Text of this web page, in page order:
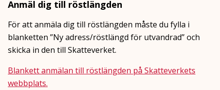
Anmäl dig till röstlängden
För att anmäla dig till röstlängden måste du fylla i
blanketten ”Ny adress/röstlängd för utvandrad” och
skicka in den till Skatteverket.
Blankett anmälan till röstlängden på Skatteverkets
webbplats.